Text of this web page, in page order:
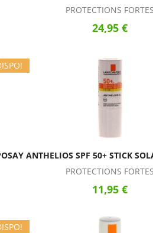
PROTECTIONS FORTES
24,95 €
ANTHELIOS SPF 50+ STICK
PROTECTIONS FORTES
11,95 €